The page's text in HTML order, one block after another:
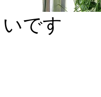
いし
す。